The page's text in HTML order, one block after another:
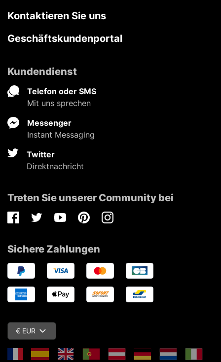
Kontaktieren Sie uns
Geschäftskundenportal
Kundendienst
Telefon oder SMS
Mit uns sprechen
Messenger
Instant Messaging
Twitter
Direktnachricht
Treten Sie unserer Community bei
FacebookTwitterYoutubePinterestInstagram
Sichere Zahlungen
€ EUR